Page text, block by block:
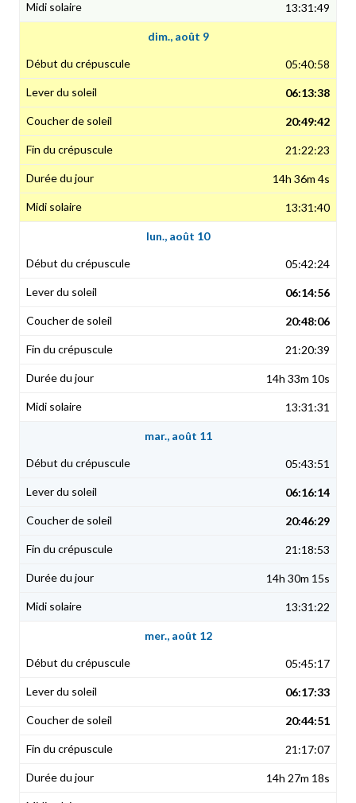
13:31:49
dim., août 9
05:40:58
06:13:38
20:49:42
21:22:23
14h 36m 4s
13:31:40
lun., août 10
05:42:24
06:14:56
20:48:06
21:20:39
14h 33m 10s
13:31:31
mar., août 11
05:43:51
06:16:14
20:46:29
21:18:53
14h 30m 15s
13:31:22
mer., août 12
05:45:17
06:17:33
20:44:51
21:17:07
14h 27m 18s